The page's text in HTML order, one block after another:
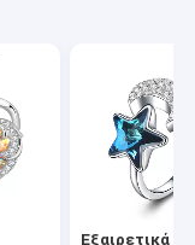
κοσμημάτων
Εξαιρετικά